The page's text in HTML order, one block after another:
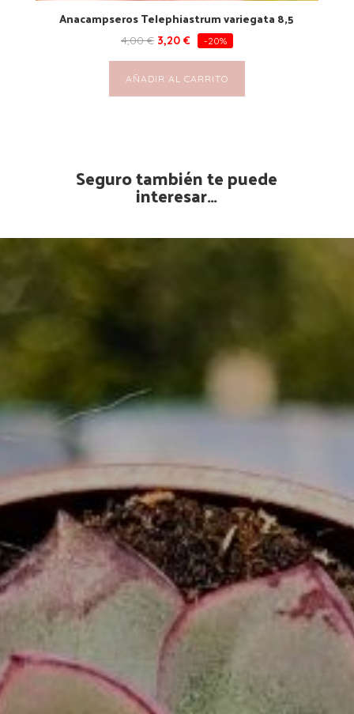
Anacampseros Telephiastrum variegata 8,5
4,00€ 3,20 € -20%
AÑADIR AL CARRITO
Seguro también te puede
interesar…